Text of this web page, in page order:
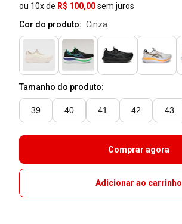
ou 10x de R$ 100,00sem juros
Cor do produto:
cinza
Tamanho do produto:
39 40 41 42 43
Comprar agora
Adicionar ao carrinho